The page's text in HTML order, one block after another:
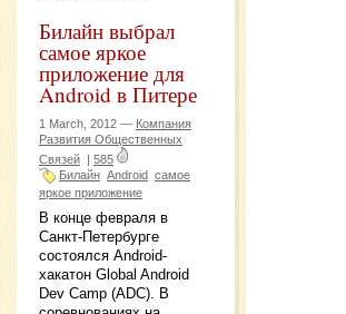
Билайн выбрал
самое яркое
приложение для
Android в Питере
1 March, 2012 — Компания
Развития Общественных
Связей
585
Билайн Android самое
яркое приложение
В конце февраля в
Санкт-Петербурге
состоялся Android-
хакатон Global Android
Dev Camp (ADC). В